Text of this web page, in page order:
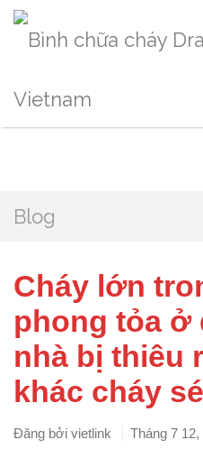
Blog
Cháy lớn
phong tỏa ở
nhà bị thiêu
khác cháy
Đăng bởi vietlink Tháng 7 12,